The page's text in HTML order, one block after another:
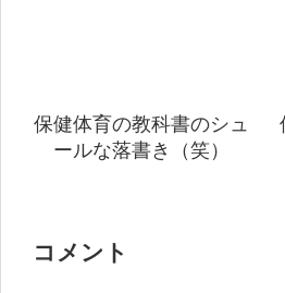
保健体育の教科書のシュ
ールな落書き（笑）
コメント